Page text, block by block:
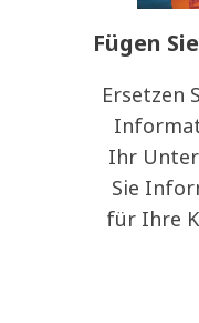
Fügen
Ersetzen
Ihr
Sie
für Ihre